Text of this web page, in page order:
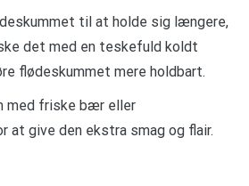
til at holde sig længere,
det med en teskefuld koldt
flødeskummet mere holdbart.
med friske bær eller
at give den ekstra smag og flair.